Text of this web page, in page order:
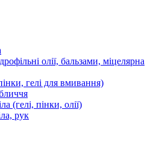
олії, бальзами, міцелярна
гелі для вмивання)
(гелі, пінки, олії)
рук